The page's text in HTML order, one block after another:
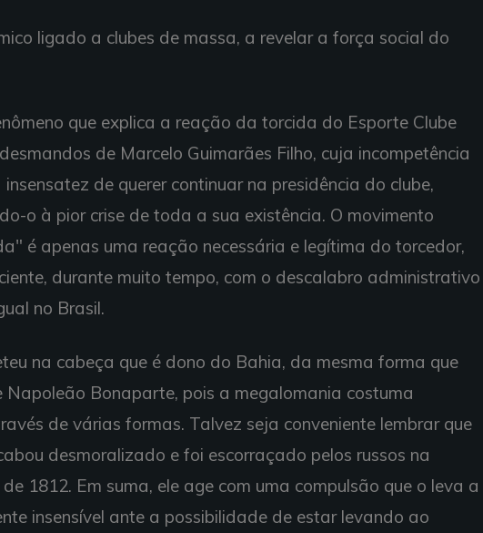
ligado a clubes de massa, a revelar a força social do
que explica a reação da torcida do Esporte Clube
de Marcelo Guimarães Filho, cuja incompetência
de querer continuar na presidência do clube,
o à pior crise de toda a sua existência. O movimento
é apenas uma reação necessária e legítima do torcedor,
durante muito tempo, com o descalabro administrativo
no Brasil.
na cabeça que é dono do Bahia, da mesma forma que
Napoleão Bonaparte, pois a megalomania costuma
de várias formas. Talvez seja conveniente lembrar que
desmoralizado e foi escorraçado pelos russos na
1812. Em suma, ele age com uma compulsão que o leva a
insensível ante a possibilidade de estar levando ao